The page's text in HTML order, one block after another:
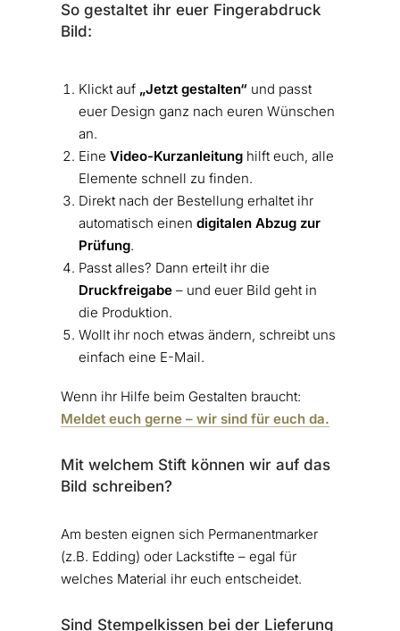
So gestaltet ihr euer Fingerabdruck
Bild:
Klickt auf „Jetzt gestalten“ und passt
euer Design ganz nach euren Wünschen
an.
Eine Video-Kurzanleitunghilft euch, alle
Elemente schnell zu finden.
Direkt nach der Bestellung erhaltet ihr
automatisch einen digitalen Abzug zur
Prüfung.
Passt alles? Dann erteilt ihr die
Druckfreigabe– und euer Bild geht in
die Produktion.
Wollt ihr noch etwas ändern, schreibt uns
einfach eine E-Mail.
Wenn ihr Hilfe beim Gestalten braucht:
Meldet euch gerne – wir sind für euch da.
Mit welchem Stift können wir auf das
Bild schreiben?
Am besten eignen sich Permanentmarker
(z.B. Edding) oder Lackstifte – egal für
welches Material ihr euch entscheidet.
Sind Stempelkissen bei der Lieferung